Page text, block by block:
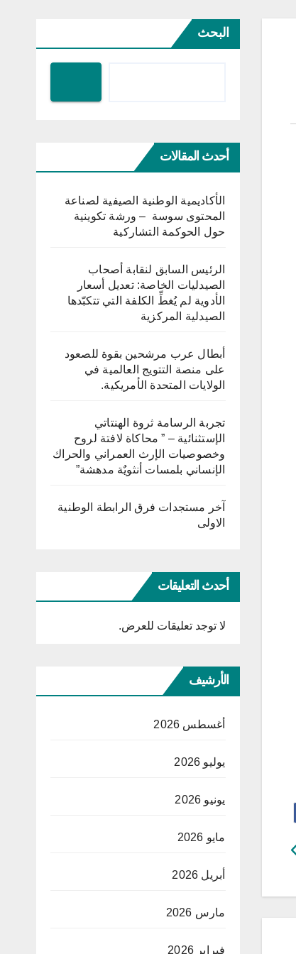
البحث
أحدث المقالات
الأكاديمية الوطنية الصيفية لصناعة
المحتوى سوسة – ورشة تكوينية
حول الحوكمة التشاركية
الرئيس السابق لنقابة أصحاب
الصيدليات الخاصة: تعديل أسعار
الأدوية لم يُغطِّ الكلفة التي تتكبّدها
الصيدلية المركزية
أبطال عرب مرشحين بقوة للصعود
على منصة التتويج العالمية في
الولايات المتحدة الأمريكية.
تجربة الرسامة ثروة الهنتاتي
الإستثنائية – ” محاكاة لافتة لروح
وخصوصيات الإرث العمراني والحراك
الإنساني بلمسات أنثويٌة مدهشة”
آخر مستجدات فرق الرابطة الوطنية
الاولى
أحدث التعليقات
لا توجد تعليقات للعرض.
الأرشيف
أغسطس 2026
يوليو 2026
يونيو 2026
مايو 2026
أبريل 2026
مارس 2026
فبراير 2026